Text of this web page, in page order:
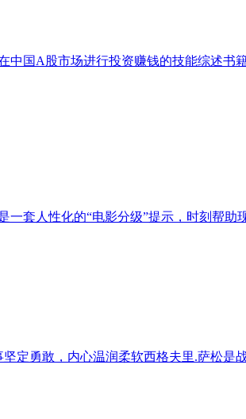
中国A股市场进行投资赚钱的技能综述
套人性化的“电影分级”提示，时刻帮
定勇敢，内心温润柔软西格夫里.萨松